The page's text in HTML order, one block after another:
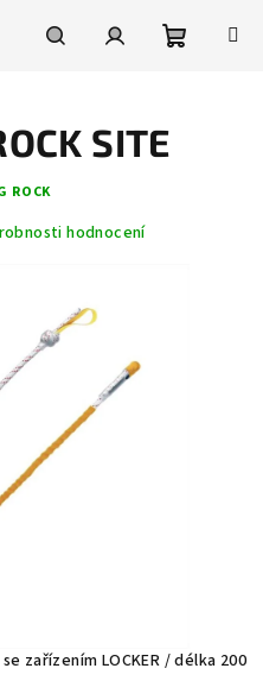
zařízením LOCKER / délka 200
SITE
ROCK
hodnocení